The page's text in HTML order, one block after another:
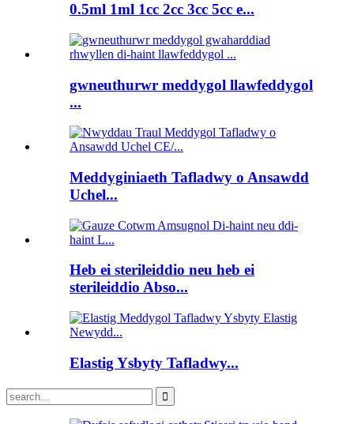
0.5ml 1ml 1cc 2cc 3cc 5cc e...
gwneuthurwr meddygol llawfeddygol
...
Meddyginiaeth Tafladwy o Ansawdd
Uchel...
Heb ei sterileiddio neu heb ei
sterileiddio Abso...
Elastig Ysbyty Tafladwy...